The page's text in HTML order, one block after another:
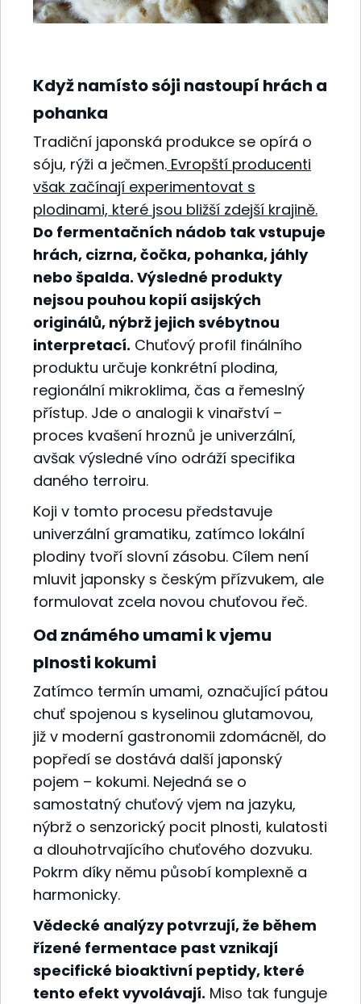
Když namísto sóji nastoupí hrách a
pohanka
Tradiční japonská produkce se opírá o
sóju, rýži a ječmen. Evropští producenti
však začínají experimentovat s
plodinami, které jsou bližší zdejší krajině.
Do fermentačních nádob tak vstupuje
hrách, cizrna, čočka, pohanka, jáhly
nebo špalda. Výsledné produkty
nejsou pouhou kopií asijských
originálů, nýbrž jejich svébytnou
interpretací. Chuťový profil finálního
produktu určuje konkrétní plodina,
regionální mikroklima, čas a řemeslný
přístup. Jde o analogii k vinařství –
proces kvašení hroznů je univerzální,
avšak výsledné víno odráží specifika
daného terroiru.
Koji v tomto procesu představuje
univerzální gramatiku, zatímco lokální
plodiny tvoří slovní zásobu. Cílem není
mluvit japonsky s českým přízvukem, ale
formulovat zcela novou chuťovou řeč.
Od známého umami k vjemu
plnosti kokumi
Zatímco termín umami, označující pátou
chuť spojenou s kyselinou glutamovou,
již v moderní gastronomii zdomácněl, do
popředí se dostává další japonský
pojem – kokumi. Nejedná se o
samostatný chuťový vjem na jazyku,
nýbrž o senzorický pocit plnosti, kulatosti
a dlouhotrvajícího chuťového dozvuku.
Pokrm díky němu působí komplexně a
harmonicky.
Vědecké analýzy potvrzují, že během
řízené fermentace past vznikají
specifické bioaktivní peptidy, které
tento efekt vyvolávají. Miso tak funguje